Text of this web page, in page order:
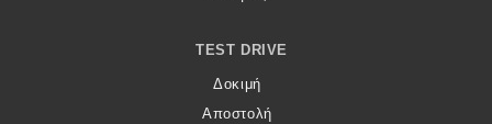
TEST DRIVE
Δοκιμή
Αποστολή